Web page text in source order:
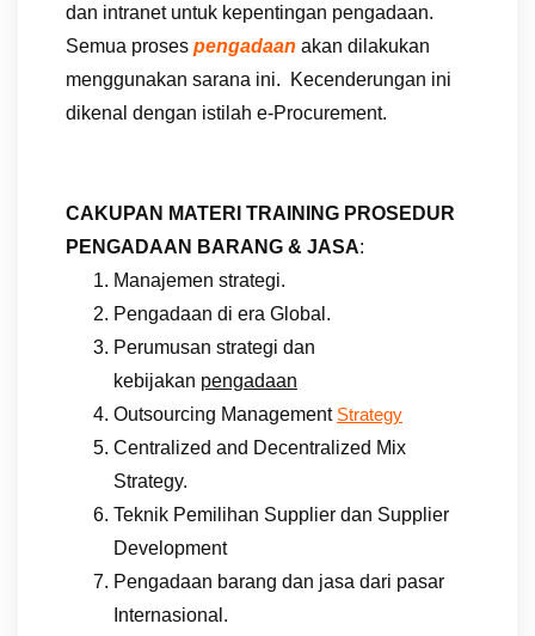
dan intranet untuk kepentingan pengadaan.
Semua proses pengadaan akan dilakukan
menggunakan sarana ini. Kecenderungan ini
dikenal dengan istilah e-Procurement.
CAKUPAN MATERI TRAINING PROSEDUR
PENGADAAN BARANG & JASA:
Manajemen strategi.
Pengadaan di era Global.
Perumusan strategi dan
kebijakan pengadaan
Outsourcing Management Strategy
Centralized and Decentralized Mix
Strategy.
Teknik Pemilihan Supplier dan Supplier
Development
Pengadaan barang dan jasa dari pasar
Internasional.